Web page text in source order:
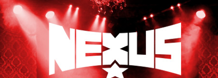
Zum
Inhalt
springen